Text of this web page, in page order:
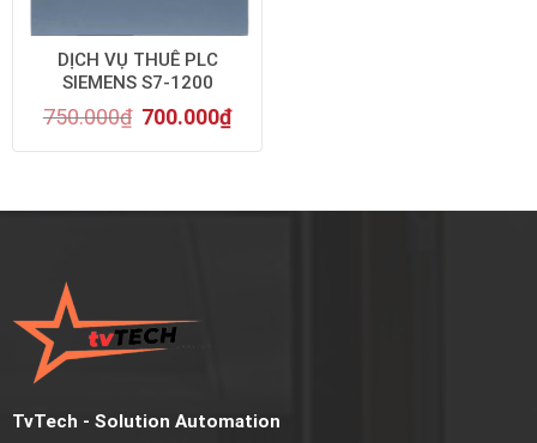
DỊCH VỤ THUÊ PLC
SIEMENS S7-1200
750.000₫ 700.000₫
TvTech - Solution Automation